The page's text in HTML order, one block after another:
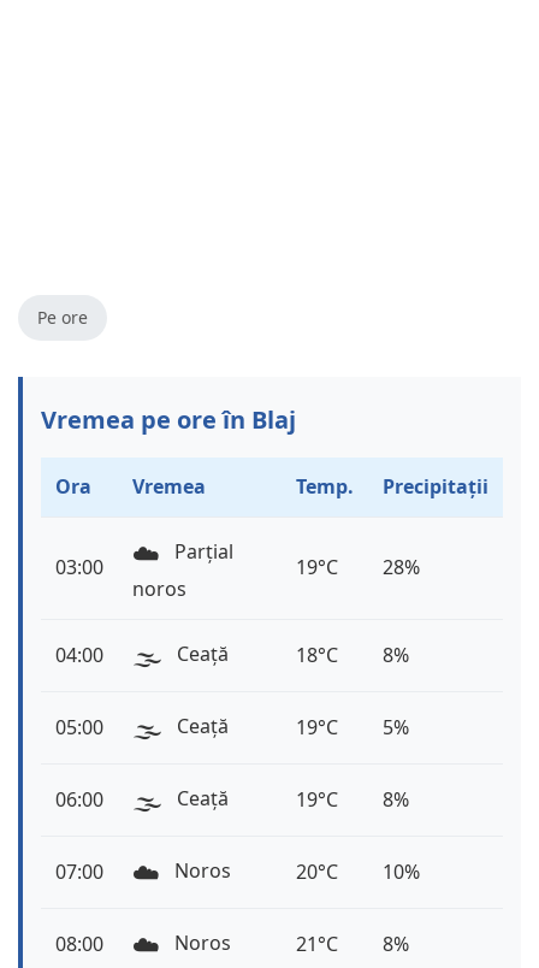
Pe ore
Vremea pe ore în Blaj
Ora Vremea Temp. Precipitații
03:00 ☁️
Parțial
noros
19°C 28%
04:00 🌫️ Ceață 18°C 8%
05:00 🌫️ Ceață 19°C 5%
06:00 🌫️ Ceață 19°C 8%
07:00 ☁️ Noros 20°C 10%
08:00 ☁️ Noros 21°C 8%